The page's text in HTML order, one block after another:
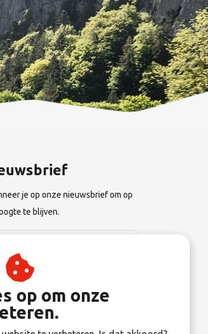
je op onze nieuwsbrief om op
te blijven.
Abonneer
op om onze